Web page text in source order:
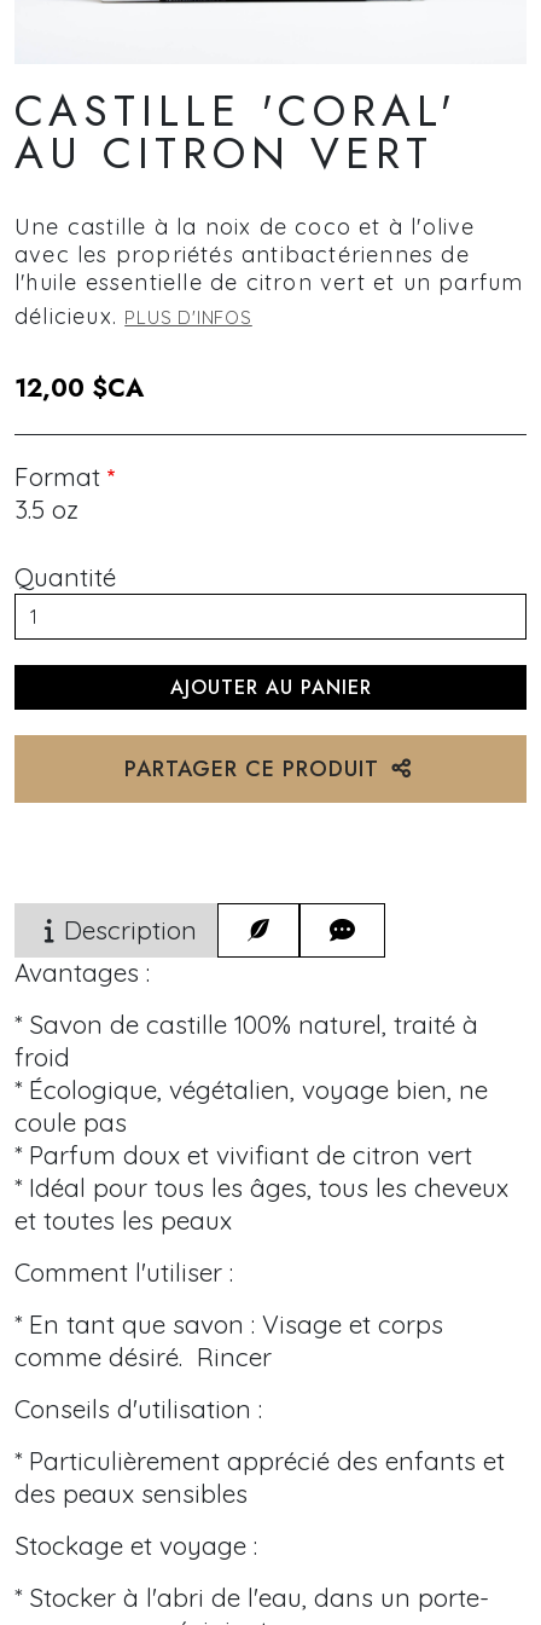
CASTILLE 'CORAL'
AU CITRON VERT
Une castille à la noix de coco et à l'olive
avec les propriétés antibactériennes de
l'huile essentielle de citron vert et un parfum
délicieux. PLUS D'INFOS
12,00 $CA
Format
3.5 oz
Quantité
PARTAGER CE PRODUIT
Description
Avantages :
* Savon de castille 100% naturel, traité à
froid
* Écologique, végétalien, voyage bien, ne
coule pas
* Parfum doux et vivifiant de citron vert
* Idéal pour tous les âges, tous les cheveux
et toutes les peaux
Comment l'utiliser :
* En tant que savon : Visage et corps
comme désiré. Rincer
Conseils d'utilisation :
* Particulièrement apprécié des enfants et
des peaux sensibles
Stockage et voyage :
* Stocker à l'abri de l'eau, dans un porte-